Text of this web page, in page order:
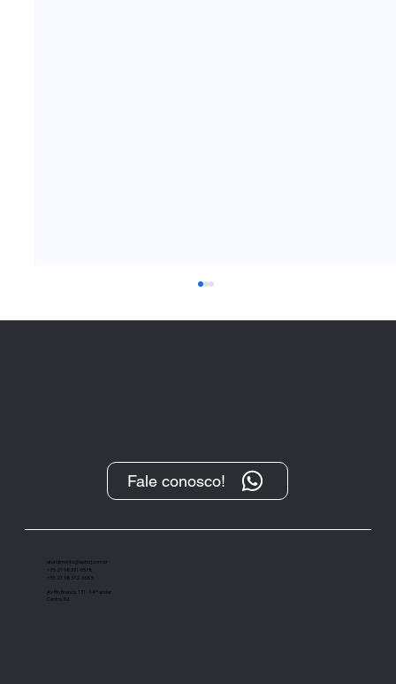
“O Protesto, após sua transformação
importante instrumento de cobrança”
Fale conosco!
atendimento@ieptbrj.com.br
+55 21 98331-6578
+55 21 98372-3385
Av Rio Branco, 131 - 14º andar
Centro, RJ